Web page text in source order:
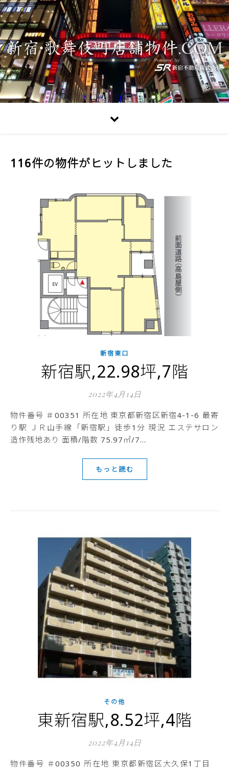
116件の物件がヒットしました
新宿東口
新宿駅,22.98坪,7階
2022年4月14日
物件番号 ＃00351 所在地 東京都新宿区新宿4-1-6 最寄
り駅 ＪＲ山手線「新宿駅」徒歩1分 現況 エステサロン
造作残地あり 面積/階数 75.97㎡/7…
もっと読む
その他
東新宿駅,8.52坪,4階
2022年4月14日
物件番号 ＃00350 所在地 東京都新宿区大久保1丁目